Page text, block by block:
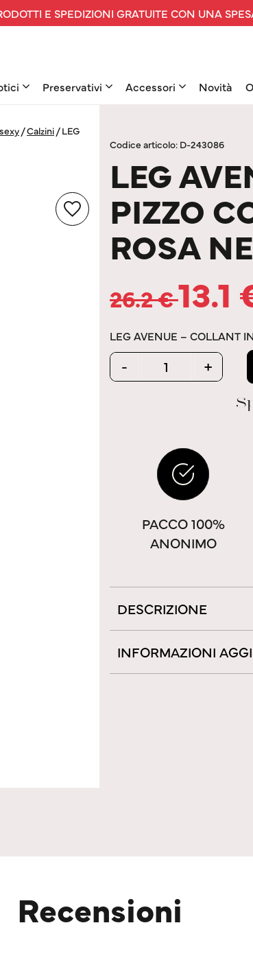
E SPEDIZIONI GRATUITE CON UNA
Preservativi Accessori Novità
/Calzini /LEG
Codice articolo: D-243086
LEG
PIZZO
ROSA
26.2€13.1
LEG AVENUE – COLLANT
Quantity
- +
PACCO 100%
ANONIMO
DESCRIZIONE
INFORMAZIONI
Recensioni